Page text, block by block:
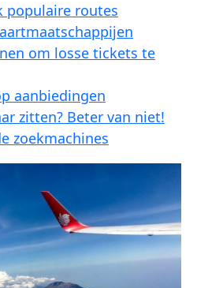
populaire routes
om losse tickets te
aanbiedingen
zitten? Beter van niet!
zoekmachines